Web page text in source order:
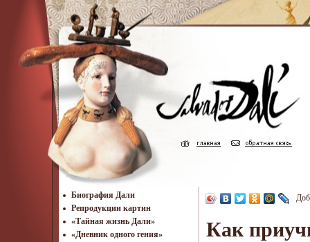
Биография Дали
Репродукции картин
«Тайная жизнь Дали»
«Дневник одного гения»
Как